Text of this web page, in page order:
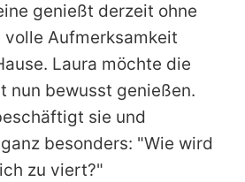
genießt derzeit ohne
Aufmerksamkeit
Laura möchte die
nun bewusst genießen.
sie und
besonders: "Wie wird
zu viert?"